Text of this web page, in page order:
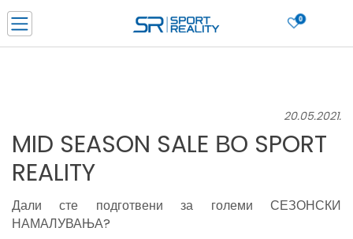
0
ДОЗНАЈ ПОВЕЌЕ
20.05.2021.
MID SEASON SALE ВО SPORT
REALITY
Дали сте подготвени за големи СЕЗОНСКИ
НАМАЛУВАЊА?